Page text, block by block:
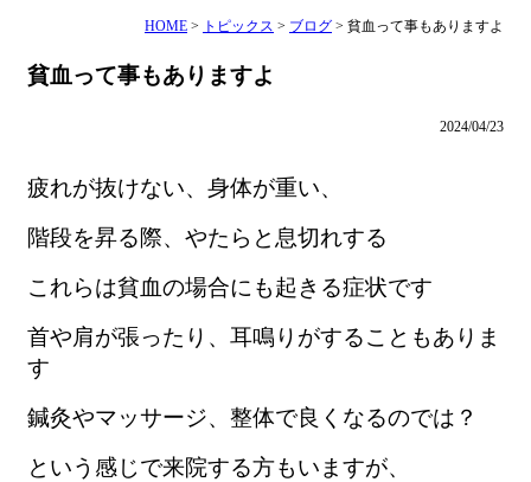
HOME > トピックス > ブログ > 貧血って事もありますよ
貧血って事もありますよ
2024/04/23
疲れが抜けない、身体が重い、
階段を昇る際、やたらと息切れする
これらは貧血の場合にも起きる症状です
首や肩が張ったり、耳鳴りがすることもありま
す
鍼灸やマッサージ、整体で良くなるのでは？
という感じで来院する方もいますが、